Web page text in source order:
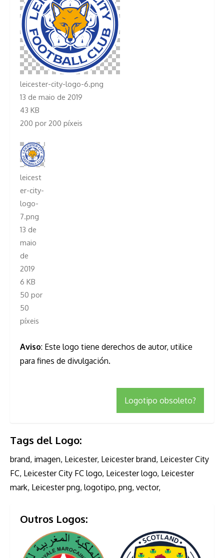
leicester-city-logo-6.png
13 de maio de 2019
43 KB
200 por 200 píxeis
leicest
er-city-
logo-
7.png
13 de
maio
de
2019
6 KB
50 por
50
píxeis
Aviso: Este logo tiene derechos de autor, utilice
para fines de divulgación.
Logotipo obsoleto?
Tags del Logo:
brand, imagen, Leicester, Leicester brand, Leicester City
FC, Leicester City FC logo, Leicester logo, Leicester
mark, Leicester png, logotipo, png, vector,
Outros Logos: